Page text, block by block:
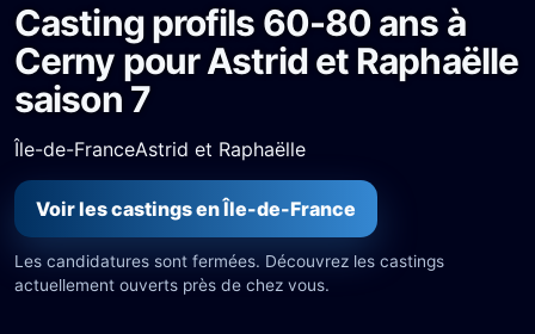
Casting profils 60-80 ans à
Cerny pour Astrid et Raphaëlle
saison 7
Île-de-FranceAstrid et Raphaëlle
Voir les castings en Île-de-France
Les candidatures sont fermées. Découvrez les castings
actuellement ouverts près de chez vous.